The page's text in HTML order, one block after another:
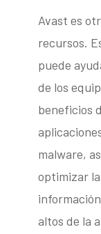
Avast es
recursos.
puede
de los
beneficios
malware,
optimizar
altos de la